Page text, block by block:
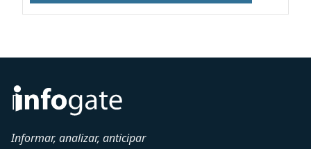
Informar, analizar, anticipar